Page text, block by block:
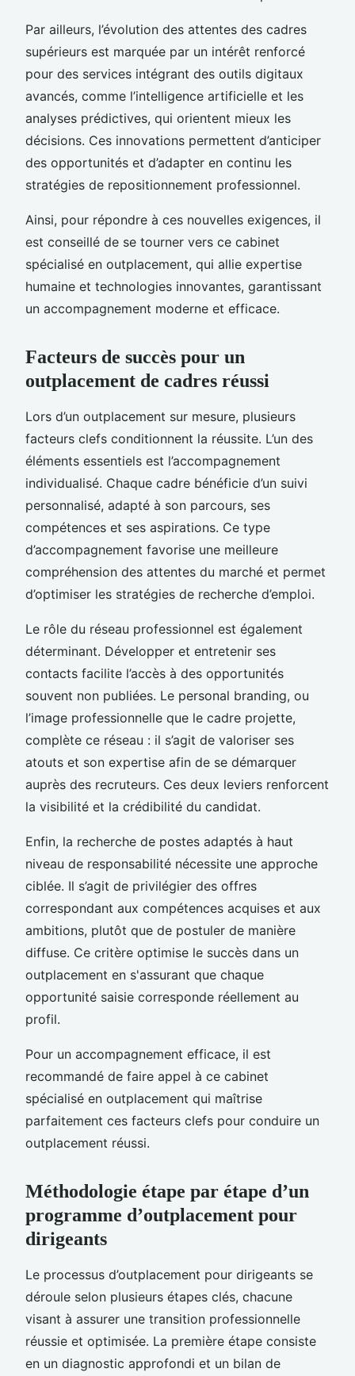
Par ailleurs, l’évolution des attentes des cadres
supérieurs est marquée par un intérêt renforcé
pour des services intégrant des outils digitaux
avancés, comme l’intelligence artificielle et les
analyses prédictives, qui orientent mieux les
décisions. Ces innovations permettent d’anticiper
des opportunités et d’adapter en continu les
stratégies de repositionnement professionnel.
Ainsi, pour répondre à ces nouvelles exigences, il
est conseillé de se tourner vers ce cabinet
spécialisé en outplacement, qui allie expertise
humaine et technologies innovantes, garantissant
un accompagnement moderne et efficace.
Facteurs de succès pour un
outplacement de cadres réussi
Lors d’un outplacement sur mesure, plusieurs
facteurs clefs conditionnent la réussite. L’un des
éléments essentiels est l’accompagnement
individualisé. Chaque cadre bénéficie d’un suivi
personnalisé, adapté à son parcours, ses
compétences et ses aspirations. Ce type
d’accompagnement favorise une meilleure
compréhension des attentes du marché et permet
d’optimiser les stratégies de recherche d’emploi.
Le rôle du réseau professionnel est également
déterminant. Développer et entretenir ses
contacts facilite l’accès à des opportunités
souvent non publiées. Le personal branding, ou
l’image professionnelle que le cadre projette,
complète ce réseau : il s’agit de valoriser ses
atouts et son expertise afin de se démarquer
auprès des recruteurs. Ces deux leviers renforcent
la visibilité et la crédibilité du candidat.
Enfin, la recherche de postes adaptés à haut
niveau de responsabilité nécessite une approche
ciblée. Il s’agit de privilégier des offres
correspondant aux compétences acquises et aux
ambitions, plutôt que de postuler de manière
diffuse. Ce critère optimise le succès dans un
outplacement en s'assurant que chaque
opportunité saisie corresponde réellement au
profil.
Pour un accompagnement efficace, il est
recommandé de faire appel à ce cabinet
spécialisé en outplacement qui maîtrise
parfaitement ces facteurs clefs pour conduire un
outplacement réussi.
Méthodologie étape par étape d’un
programme d’outplacement pour
dirigeants
Le processus d’outplacement pour dirigeants se
déroule selon plusieurs étapes clés, chacune
visant à assurer une transition professionnelle
réussie et optimisée. La première étape consiste
en un diagnostic approfondi et un bilan de